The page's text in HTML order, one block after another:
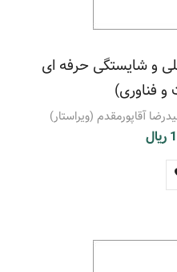
و شایستگی حرفه ای
و فناوری)
آقاپورمقدم (ویراستار)